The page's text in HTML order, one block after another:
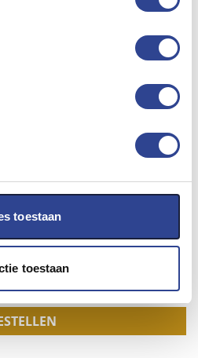
toestaan
toestaan
is onderdeel
TM-C7500
Epson labelprinters:
TM-C7500G